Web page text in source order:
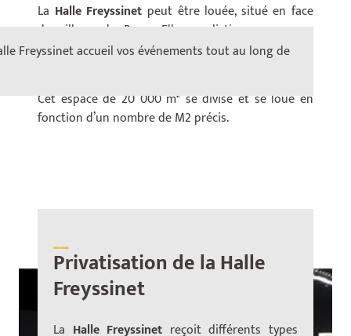
Freyssinet accueil vos événements tout au long de
La Halle Freyssinet peut être louée, situé en face
du village de Bercy. Elle se distingue par une
architecture industrielle du XXe siècle, classé
Cet espace de 20 000 m² se divise et se loue en
fonction d’un nombre de M2 précis.
__
Privatisation de la Halle
Freyssinet
La Halle Freyssinet reçoit différents types